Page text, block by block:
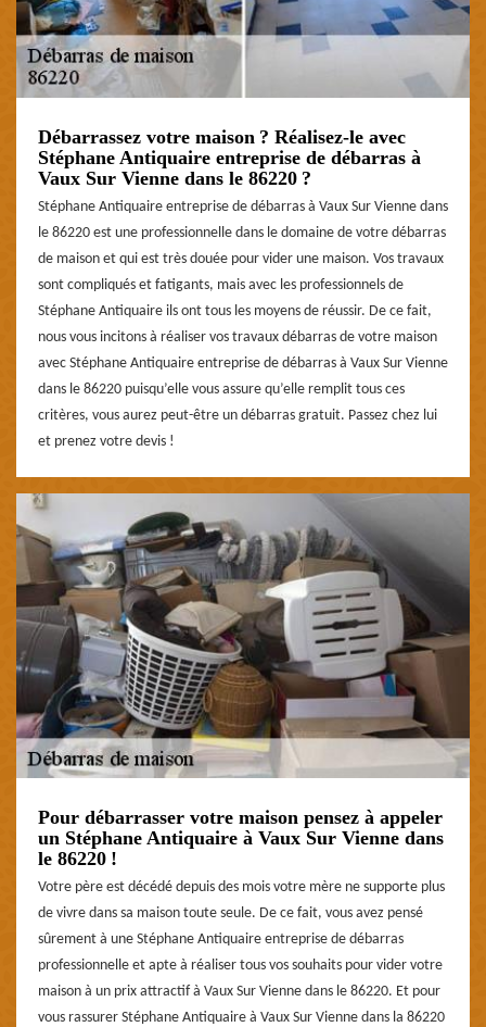
Débarrassez votre maison ? Réalisez-le avec
Stéphane Antiquaire entreprise de débarras à
Vaux Sur Vienne dans le 86220 ?
Stéphane Antiquaire entreprise de débarras à Vaux Sur Vienne dans
le 86220 est une professionnelle dans le domaine de votre débarras
de maison et qui est très douée pour vider une maison. Vos travaux
sont compliqués et fatigants, mais avec les professionnels de
Stéphane Antiquaire ils ont tous les moyens de réussir. De ce fait,
nous vous incitons à réaliser vos travaux débarras de votre maison
avec Stéphane Antiquaire entreprise de débarras à Vaux Sur Vienne
dans le 86220 puisqu’elle vous assure qu’elle remplit tous ces
critères, vous aurez peut-être un débarras gratuit. Passez chez lui
et prenez votre devis !
Pour débarrasser votre maison pensez à appeler
un Stéphane Antiquaire à Vaux Sur Vienne dans
le 86220 !
Votre père est décédé depuis des mois votre mère ne supporte plus
de vivre dans sa maison toute seule. De ce fait, vous avez pensé
sûrement à une Stéphane Antiquaire entreprise de débarras
professionnelle et apte à réaliser tous vos souhaits pour vider votre
maison à un prix attractif à Vaux Sur Vienne dans le 86220. Et pour
vous rassurer Stéphane Antiquaire à Vaux Sur Vienne dans la 86220